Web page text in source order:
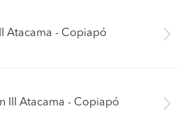
Atacama - Copiapó
III Atacama - Copiapó